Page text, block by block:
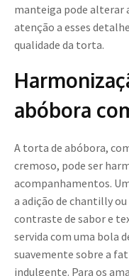
manteiga pode alterar
atenção a esses
qualidade da torta.
abóbora
A torta de abóbora,
cremoso, pode ser
acompanhamentos.
a adição de chantilly
contraste de sabor e
servida com uma bola
suavemente sobre a
indulgente. Para os